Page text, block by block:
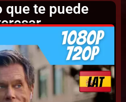
que te puede